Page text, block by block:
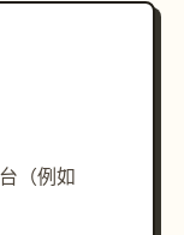
（例如